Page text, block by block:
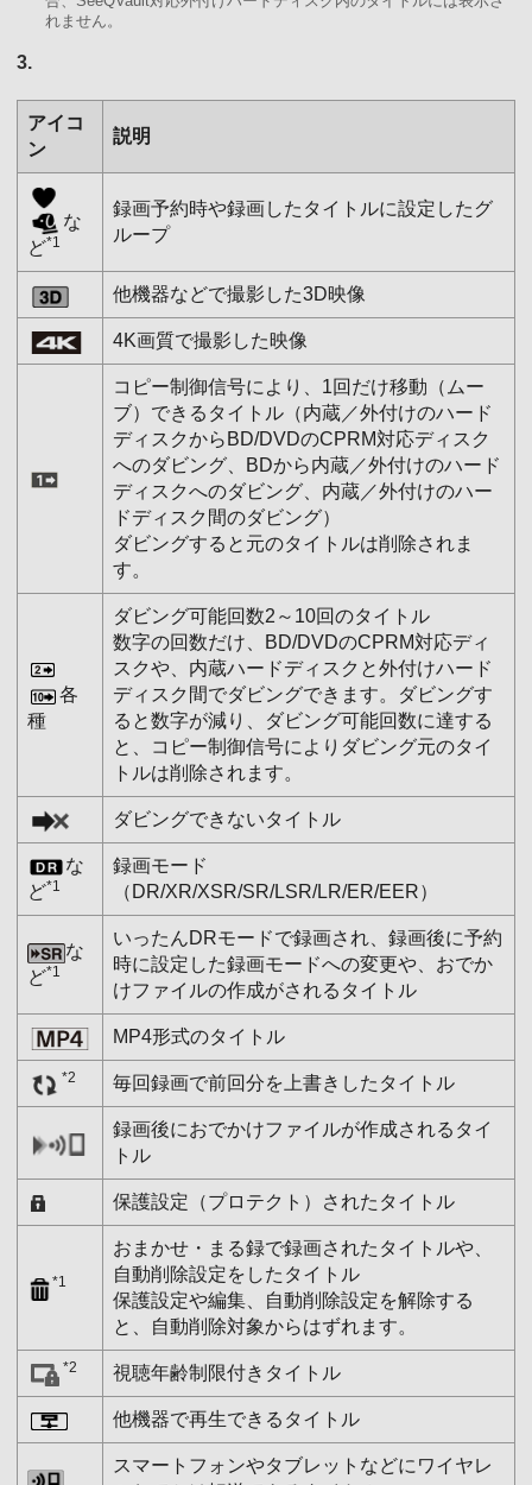
れません。
3.
アイコ
ン
説明
な
ど*1
録画予約時や録画したタイトルに設定したグ
ループ
他機器などで撮影した3D映像
4K画質で撮影した映像
コピー制御信号により、1回だけ移動（ムー
ブ）できるタイトル（内蔵／外付けのハード
ディスクからBD/DVDのCPRM対応ディスク
へのダビング、BDから内蔵／外付けのハード
ディスクへのダビング、内蔵／外付けのハー
ドディスク間のダビング）
ダビングすると元のタイトルは削除されま
す。
各
種
ダビング可能回数2～10回のタイトル
数字の回数だけ、BD/DVDのCPRM対応ディ
スクや、内蔵ハードディスクと外付けハード
ディスク間でダビングできます。ダビングす
ると数字が減り、ダビング可能回数に達する
と、コピー制御信号によりダビング元のタイ
トルは削除されます。
ダビングできないタイトル
な
ど*1
録画モード
（DR/XR/XSR/SR/LSR/LR/ER/EER）
な
ど*1
いったんDRモードで録画され、録画後に予約
時に設定した録画モードへの変更や、おでか
けファイルの作成がされるタイトル
MP4形式のタイトル
*2 毎回録画で前回分を上書きしたタイトル
録画後におでかけファイルが作成されるタイ
トル
保護設定（プロテクト）されたタイトル
*1
おまかせ・まる録で録画されたタイトルや、
自動削除設定をしたタイトル
保護設定や編集、自動削除設定を解除する
と、自動削除対象からはずれます。
*2 視聴年齢制限付きタイトル
他機器で再生できるタイトル
スマートフォンやタブレットなどにワイヤレ